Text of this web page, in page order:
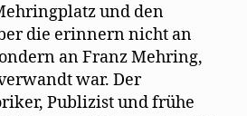
und den
die erinnern nicht an
an Franz Mehring,
war. Der
Publizist und frühe